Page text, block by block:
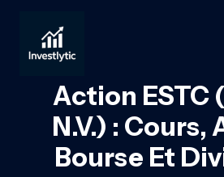
contenu
Action ESTC
N.V.) : Cours,
Bourse Et